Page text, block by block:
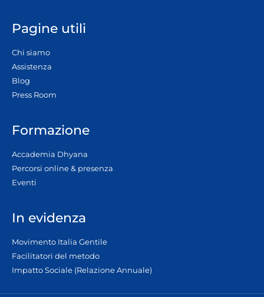
Pagine utili
Chi siamo
Assistenza
Blog
Press Room
Formazione
Accademia Dhyana
Percorsi online & presenza
Eventi
In evidenza
Movimento Italia Gentile
Facilitatori del metodo
Impatto Sociale (Relazione Annuale)